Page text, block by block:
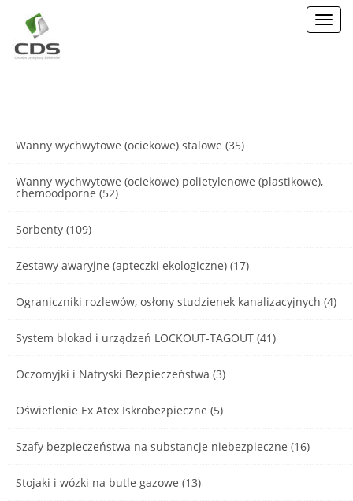
Wanny wychwytowe (ociekowe) stalowe (35)
Wanny wychwytowe (ociekowe) polietylenowe (plastikowe),
chemoodporne (52)
Sorbenty (109)
Zestawy awaryjne (apteczki ekologiczne) (17)
Ograniczniki rozlewów, osłony studzienek kanalizacyjnych (4)
System blokad i urządzeń LOCKOUT-TAGOUT (41)
Oczomyjki i Natryski Bezpieczeństwa (3)
Oświetlenie Ex Atex Iskrobezpieczne (5)
Szafy bezpieczeństwa na substancje niebezpieczne (16)
Stojaki i wózki na butle gazowe (13)